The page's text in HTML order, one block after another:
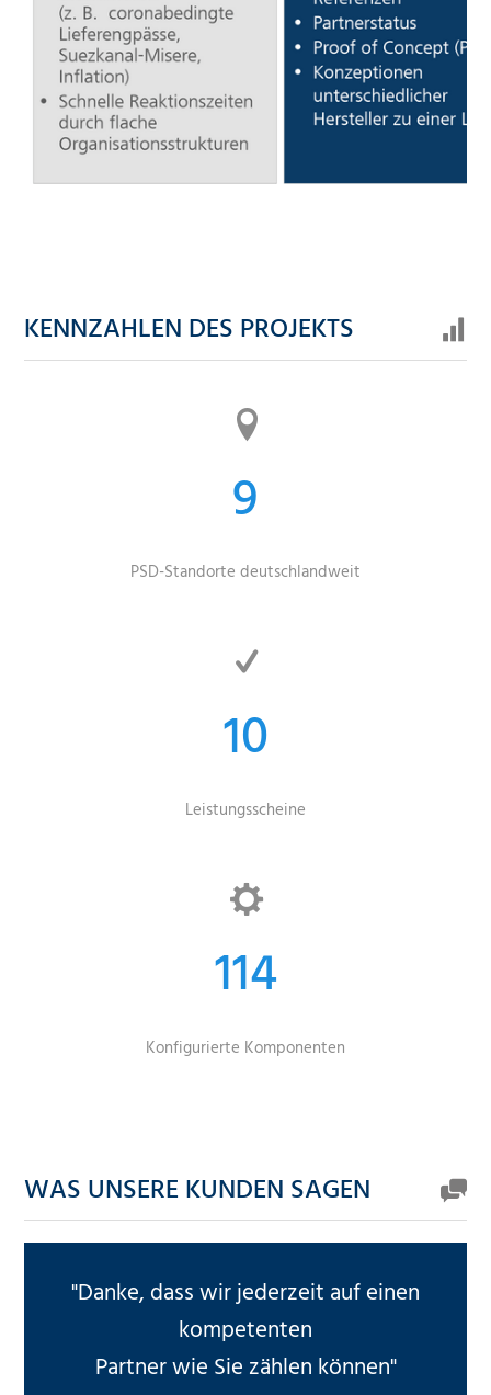
KENNZAHLEN DES PROJEKTS
9
PSD-Standorte deutschlandweit
10
Leistungsscheine
114
Konfigurierte Komponenten
WAS UNSERE KUNDEN SAGEN
"Danke, dass wir jederzeit auf einen
kompetenten
Partner wie Sie zählen können"